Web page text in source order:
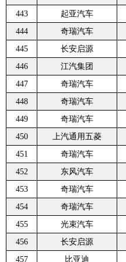
443
起亚汽车
444
奇瑞汽车
445
长安启源
446
江汽集团
447
奇瑞汽车
448
奇瑞汽车
449
奇瑞汽车
450
上汽通用五菱
451
奇瑞汽车
452
东风汽车
453
奇瑞汽车
454
奇瑞汽车
455
光束汽车
456
长安启源
457
比亚迪